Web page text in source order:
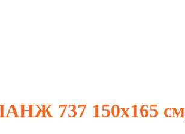
737 150х165 см